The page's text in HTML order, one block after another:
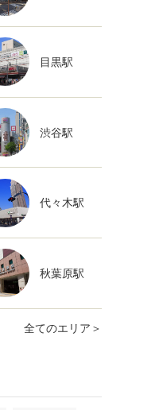
目黒駅
渋谷駅
代々木駅
秋葉原駅
全てのエリア＞